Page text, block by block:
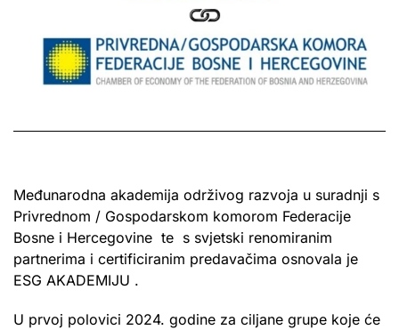
Međunarodna akademija održivog razvoja u suradnji s
Privrednom / Gospodarskom komorom Federacije
Bosne i Hercegovine te s svjetski renomiranim
partnerima i certificiranim predavačima osnovala je
ESG AKADEMIJU .
U prvoj polovici 2024. godine za ciljane grupe koje će